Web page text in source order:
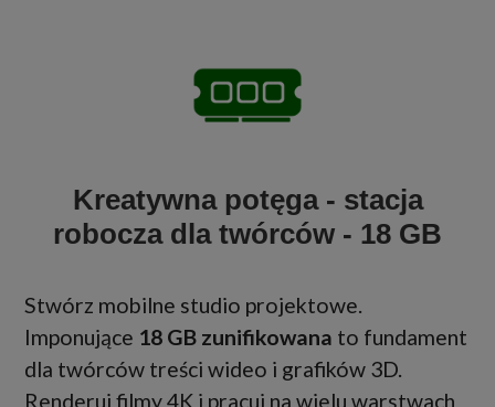
Kreatywna potęga - stacja
robocza dla twórców - 18 GB
Stwórz mobilne studio projektowe.
Imponujące 18 GB zunifikowana to fundament
dla twórców treści wideo i grafików 3D.
Renderuj filmy 4K i pracuj na wielu warstwach